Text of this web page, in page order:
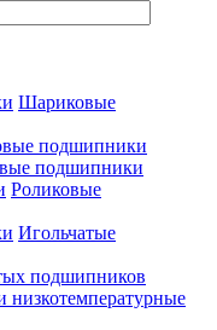
Шариковые
подшипники
подшипники
Роликовые
Игольчатые
подшипников